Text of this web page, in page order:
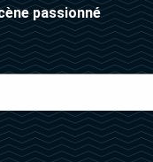
passionné